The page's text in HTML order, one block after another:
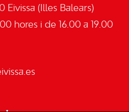
Eivissa (Illes Balears)
hores i de 16.00 a 19.00